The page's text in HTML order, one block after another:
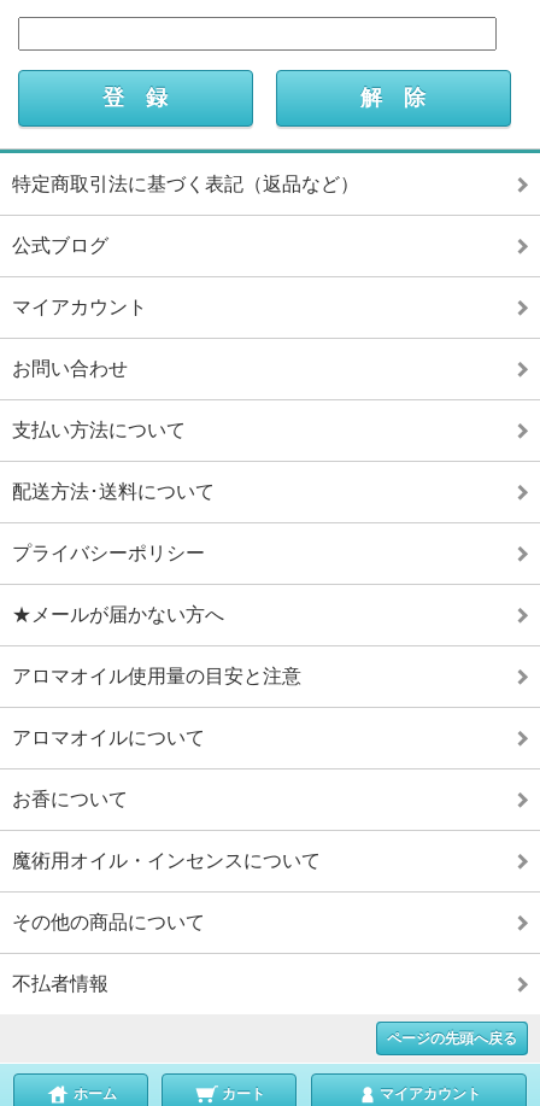
特定商取引法に基づく表記（返品など）
公式ブログ
マイアカウント
お問い合わせ
支払い方法について
配送方法･送料について
プライバシーポリシー
★メールが届かない方へ
アロマオイル使用量の目安と注意
アロマオイルについて
お香について
魔術用オイル・インセンスについて
その他の商品について
不払者情報
ページの先頭へ戻る
ホーム カート マイアカウント